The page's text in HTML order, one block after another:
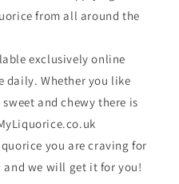
from all around the
exclusively online
daily. Whether you like
and chewy there is
you are craving for
and we will get it for you!